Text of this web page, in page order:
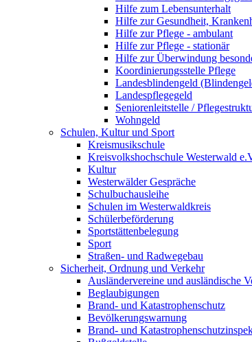
Hilfe zum Lebensunterhalt
Hilfe zur Gesundheit,
Hilfe zur Pflege - ambulant
Hilfe zur Pflege - stationär
Hilfe zur Überwindung
Koordinierungsstelle Pflege
Landesblindengeld
Landespflegegeld
Seniorenleitstelle /
Wohngeld
Schulen, Kultur und Sport
Kreismusikschule
Kreisvolkshochschule Westerwald
Kultur
Westerwälder Gespräche
Schulbuchausleihe
Schulen im Westerwaldkreis
Schülerbeförderung
Sportstättenbelegung
Sport
Straßen- und Radwegebau
Sicherheit, Ordnung und Verkehr
Ausländervereine und ausländische
Beglaubigungen
Brand- und Katastrophenschutz
Bevölkerungswarnung
Brand- und